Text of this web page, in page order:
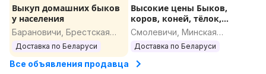
Выкуп домашних быков
у населения
Барановичи, Брестская
область
Доставка по Беларуси
Высокие цены Быков,
коров, коней, тёлок,
жеребят
Смолевичи, Минская
область
Доставка по Беларуси
Все объявления продавца